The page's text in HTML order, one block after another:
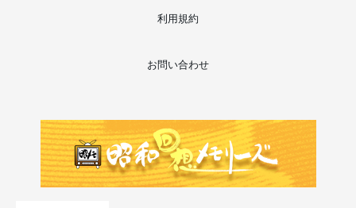
利用規約
お問い合わせ